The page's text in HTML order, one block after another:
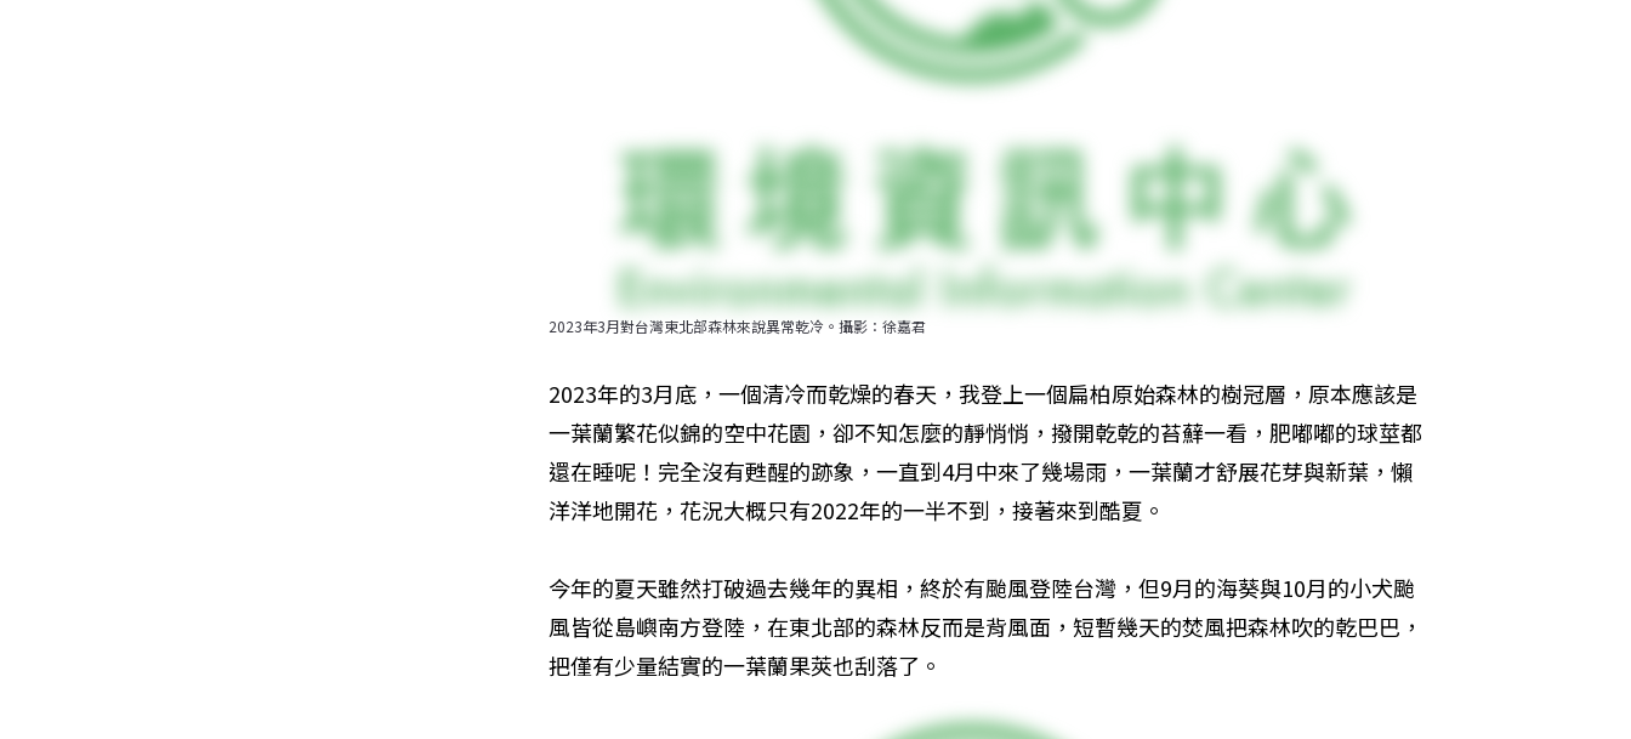
2023年3月對台灣東北部森林來說異常乾冷。攝影：徐嘉君
2023年的3月底，一個清冷而乾燥的春天，我登上一個扁柏原始森林的樹冠層，原本應該是
一葉蘭繁花似錦的空中花園，卻不知怎麼的靜悄悄，撥開乾乾的苔蘚一看，肥嘟嘟的球莖都
還在睡呢！完全沒有甦醒的跡象，一直到4月中來了幾場雨，一葉蘭才舒展花芽與新葉，懶
洋洋地開花，花況大概只有2022年的一半不到，接著來到酷夏。
今年的夏天雖然打破過去幾年的異相，終於有颱風登陸台灣，但9月的海葵與10月的小犬颱
風皆從島嶼南方登陸，在東北部的森林反而是背風面，短暫幾天的焚風把森林吹的乾巴巴，
把僅有少量結實的一葉蘭果莢也刮落了。